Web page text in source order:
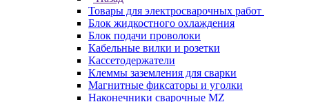
Товары для электросварочных работ
Блок жидкостного охлаждения
Блок подачи проволоки
Кабельные вилки и розетки
Кассетодержатели
Клеммы заземления для сварки
Магнитные фиксаторы и уголки
Наконечники сварочные MZ